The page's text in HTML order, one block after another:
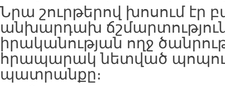
Նրա շուրթերով խոսում էր
անխարդախ
իրականության ողջ
հրապարակ նետված
պատրանքը։